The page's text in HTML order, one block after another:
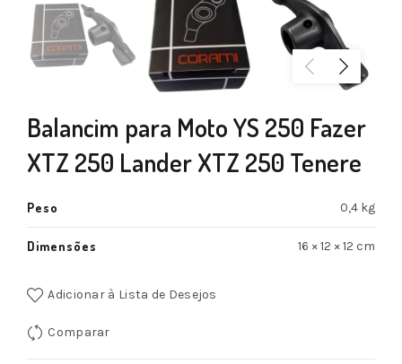
Balancim para Moto YS 250 Fazer
XTZ 250 Lander XTZ 250 Tenere
Peso 0,4 kg
Dimensões 16 × 12 × 12 cm
Adicionar à Lista de Desejos
Comparar